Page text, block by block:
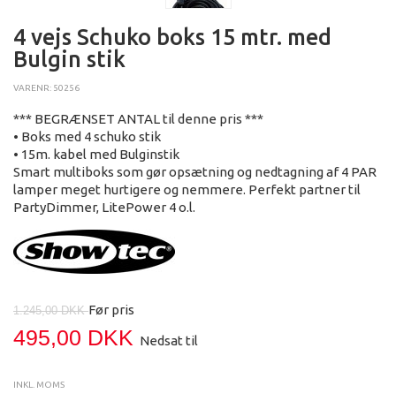
4 vejs Schuko boks 15 mtr. med
Bulgin stik
VARENR: 50256
*** BEGRÆNSET ANTAL til denne pris ***
• Boks med 4 schuko stik
• 15m. kabel med Bulginstik
Smart multiboks som gør opsætning og nedtagning af 4 PAR
lamper meget hurtigere og nemmere. Perfekt partner til
PartyDimmer, LitePower 4 o.l.
1.245,00 DKKFør pris
495,00 DKK Nedsat til
INKL. MOMS